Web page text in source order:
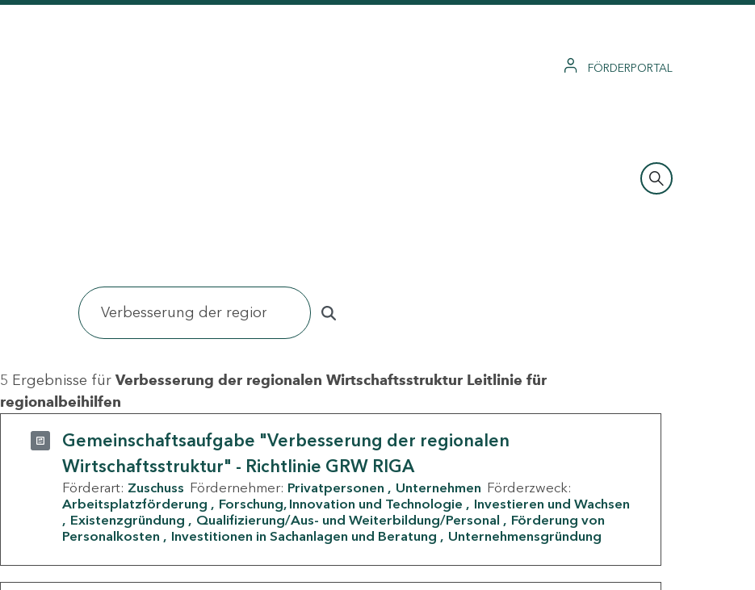
FÖRDERPORTAL
5 Ergebnisse für Verbesserung der regionalen Wirtschaftsstruktur Leitlinie für
regionalbeihilfen
Gemeinschaftsaufgabe "Verbesserung der regionalen
Wirtschaftsstruktur" - Richtlinie GRW RIGA
Förderart: Zuschuss Fördernehmer: Privatpersonen Unternehmen Förderzweck:
Arbeitsplatzförderung
Forschung, Innovation und Technologie
Investieren und Wachsen
Existenzgründung
Qualifizierung/Aus- und Weiterbildung/Personal
Förderung von
Personalkosten
Investitionen in Sachanlagen und Beratung Unternehmensgründung